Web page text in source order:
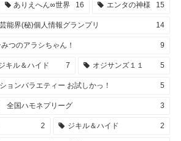
ありえへん∞世界 16 エンタの神様 15
能界(秘)個人情報グランプリ 14
つのアラシちゃん！ 9
キル＆ハイド 7 オジサンズ１１ 5
ョンバラエティー お試しかっ！ 5
全国ハモネプリーグ 3
2 ジキル＆ハイド 2